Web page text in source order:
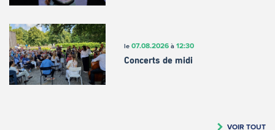
le 07.08.2026à 12:30
Concerts de midi
VOIR TOUT